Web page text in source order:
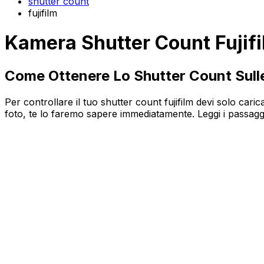
fujifilm
Kamera Shutter Count
Come Ottenere Lo Shutter Count
Per controllare il tuo shutter count fujifilm devi solo
foto, te lo faremo sapere immediatamente. Leggi i